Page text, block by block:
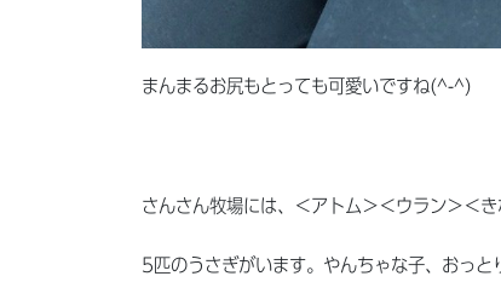
まんまるお尻もとっても可愛いですね(^-^)
さんさん牧場には、＜アトム＞＜ウラン＞＜
5匹のうさぎがいます。やんちゃな子、おっ